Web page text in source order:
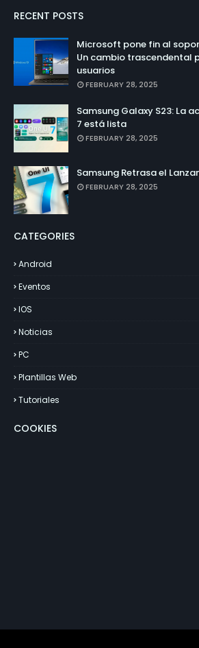
RECENT POSTS
Microsoft pone fin al
Un cambio trascendental
usuarios
FEBRUARY 28, 2025
Samsung Galaxy S23: La
7 está lista
FEBRUARY 28, 2025
Samsung Retrasa el
FEBRUARY 28, 2025
CATEGORIES
Android
Eventos
IOS
Noticias
PC
Plantillas Web
Tutoriales
COOKIES